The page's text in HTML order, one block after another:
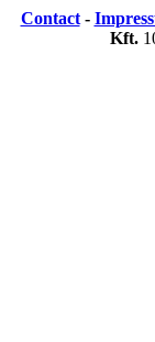
Contact-
Kft.​